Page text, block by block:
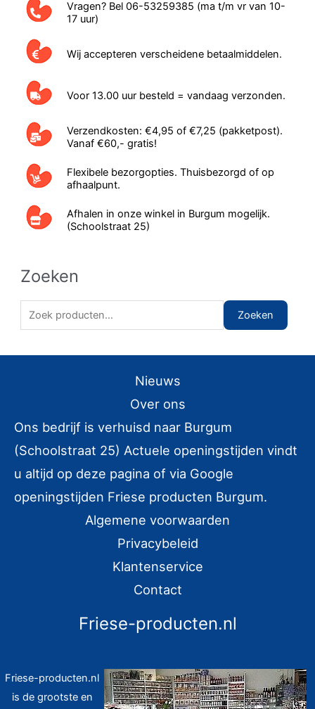
Vragen? Bel 06-53259385 (ma t/m vr van 10-
17 uur)
Wij accepteren verscheidene betaalmiddelen.
Voor 13.00 uur besteld = vandaag verzonden.
Verzendkosten: €4,95 of €7,25 (pakketpost).
Vanaf €60,- gratis!
Flexibele bezorgopties. Thuisbezorgd of op
afhaalpunt.
Afhalen in onze winkel in Burgum mogelijk.
(Schoolstraat 25)
Zoeken
o
n
a
a
r
Zoeken
Nieuws
Over ons
Ons bedrijf is verhuisd naar Burgum
(Schoolstraat 25) Actuele openingstijden vindt
u altijd op deze pagina of via Google
openingstijden Friese producten Burgum.
Algemene voorwaarden
Privacybeleid
Klantenservice
Contact
Friese-producten.nl
Friese-producten.nl
is de grootste en